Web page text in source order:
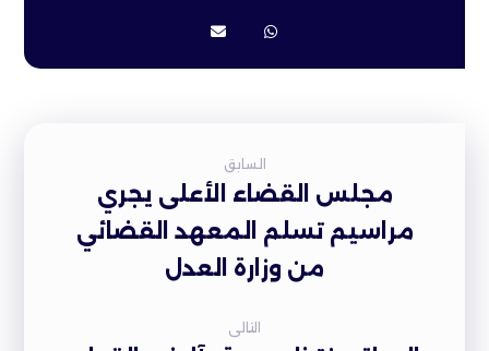
السابق
مجلس القضاء الأعلى يجري
مراسيم تسلم المعهد القضائي
من وزارة العدل
التالى